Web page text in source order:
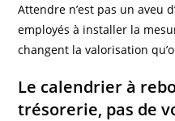
Attendre n’est pas un aveu
employés à installer la
changent la valorisation
Le calendrier à
trésorerie, pas de